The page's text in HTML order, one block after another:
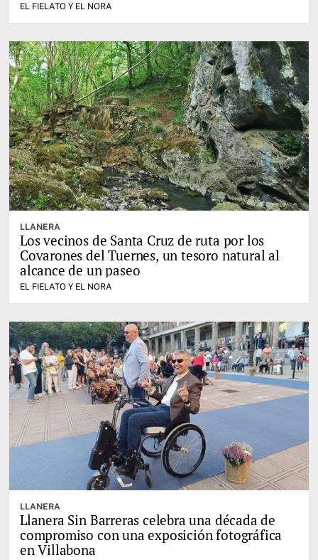
EL FIELATO Y EL NORA
LLANERA
Los vecinos de Santa Cruz de ruta por los
Covarones del Tuernes, un tesoro natural al
alcance de un paseo
EL FIELATO Y EL NORA
LLANERA
Llanera Sin Barreras celebra una década de
compromiso con una exposición fotográfica
en Villabona